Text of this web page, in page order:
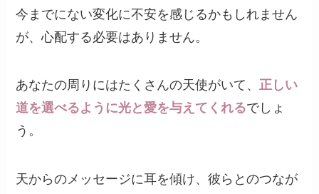
今までにない変化に不安を感じるかもしれません
が、心配する必要はありません。
あなたの周りにはたくさんの天使がいて、正しい
道を選べるように光と愛を与えてくれるでしょ
う。
天からのメッセージに耳を傾け、彼らとのつなが